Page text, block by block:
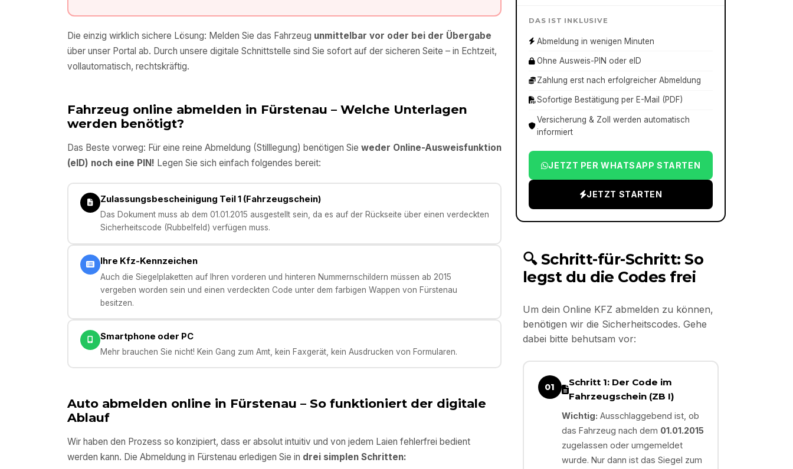
Die einzig wirklich sichere Lösung: Melden Sie das Fahrzeug unmittelbar vor oder bei der Übergabe
über unser Portal ab. Durch unsere digitale Schnittstelle sind Sie sofort auf der sicheren Seite – in Echtzeit,
vollautomatisch, rechtskräftig.
Fahrzeug online abmelden in Fürstenau – Welche Unterlagen
werden benötigt?
Das Beste vorweg: Für eine reine Abmeldung (Stilllegung) benötigen Sie weder Online-Ausweisfunktion
(eID) noch eine PIN! Legen Sie sich einfach folgendes bereit:
Zulassungsbescheinigung Teil 1 (Fahrzeugschein)
Das Dokument muss ab dem 01.01.2015 ausgestellt sein, da es auf der Rückseite über einen verdeckten
Sicherheitscode (Rubbelfeld) verfügen muss.
Ihre Kfz-Kennzeichen
Auch die Siegelplaketten auf Ihren vorderen und hinteren Nummernschildern müssen ab 2015
vergeben worden sein und einen verdeckten Code unter dem farbigen Wappen von Fürstenau
besitzen.
Smartphone oder PC
Mehr brauchen Sie nicht! Kein Gang zum Amt, kein Faxgerät, kein Ausdrucken von Formularen.
Auto abmelden online in Fürstenau – So funktioniert der digitale
Ablauf
Wir haben den Prozess so konzipiert, dass er absolut intuitiv und von jedem Laien fehlerfrei bedient
werden kann. Die Abmeldung in Fürstenau erledigen Sie in drei simplen Schritten:
DAS IST INKLUSIVE
Abmeldung in wenigen Minuten
Ohne Ausweis-PIN oder eID
Zahlung erst nach erfolgreicher Abmeldung
Sofortige Bestätigung per E-Mail (PDF)
Versicherung & Zoll werden automatisch
informiert
JETZT PER WHATSAPP STARTEN
JETZT STARTEN
🔍 Schritt-für-Schritt: So
legst du die Codes frei
Um dein Online KFZ abmelden zu können,
benötigen wir die Sicherheitscodes. Gehe
dabei bitte behutsam vor:
01
Schritt 1: Der Code im
Fahrzeugschein (ZB I)
Wichtig: Ausschlaggebend ist, ob
das Fahrzeug nach dem 01.01.2015
zugelassen oder umgemeldet
wurde. Nur dann ist das Siegel zum